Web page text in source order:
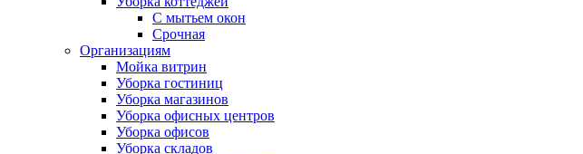
С мытьем окон
Срочная
Организациям
Мойка витрин
Уборка гостиниц
Уборка магазинов
Уборка офисных центров
Уборка офисов
Уборка складов